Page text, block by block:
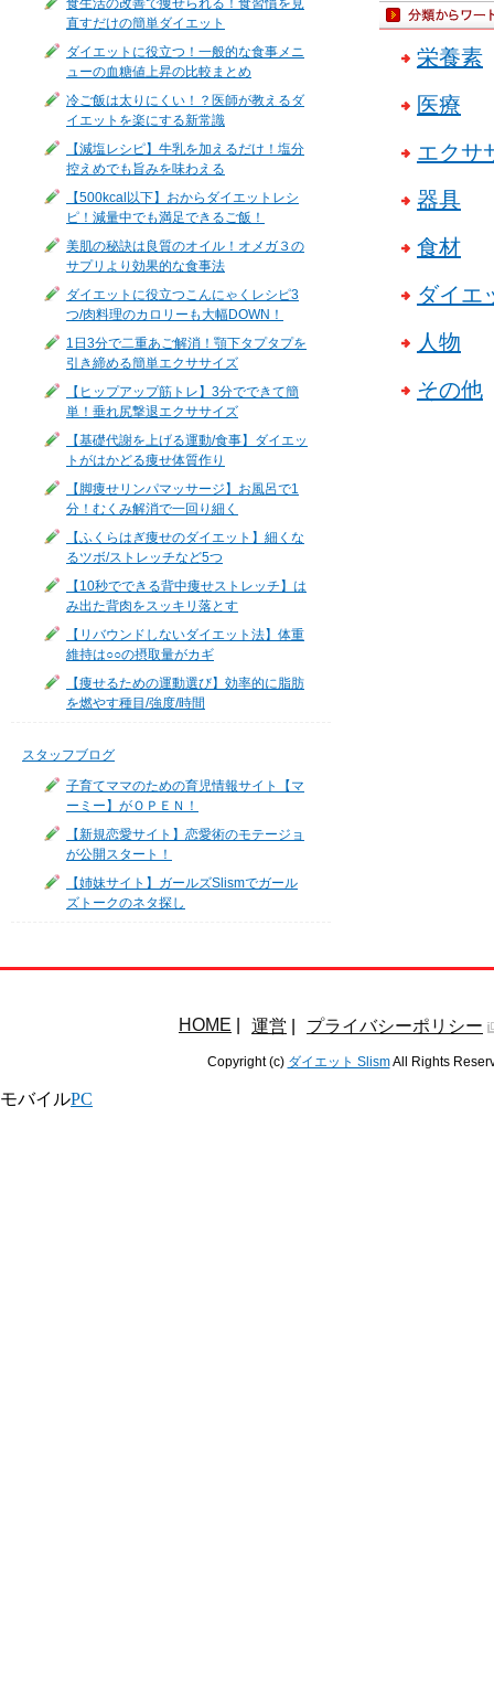
食生活の改善で痩せられる！食習慣を見
直すだけの簡単ダイエット
ダイエットに役立つ！一般的な食事メニ
ューの血糖値上昇の比較まとめ
冷ご飯は太りにくい！？医師が教えるダ
イエットを楽にする新常識
【減塩レシピ】牛乳を加えるだけ！塩分
控えめでも旨みを味わえる
【500kcal以下】おからダイエットレシ
ピ！減量中でも満足できるご飯！
美肌の秘訣は良質のオイル！オメガ３の
サプリより効果的な食事法
ダイエットに役立つこんにゃくレシピ3
つ/肉料理のカロリーも大幅DOWN！
1日3分で二重あご解消！顎下タプタプを
引き締める簡単エクササイズ
【ヒップアップ筋トレ】3分でできて簡
単！垂れ尻撃退エクササイズ
【基礎代謝を上げる運動/食事】ダイエッ
トがはかどる痩せ体質作り
【脚痩せリンパマッサージ】お風呂で1
分！むくみ解消で一回り細く
【ふくらはぎ痩せのダイエット】細くな
るツボ/ストレッチなど5つ
【10秒でできる背中痩せストレッチ】は
み出た背肉をスッキリ落とす
【リバウンドしないダイエット法】体重
維持は○○の摂取量がカギ
【痩せるための運動選び】効率的に脂肪
を燃やす種目/強度/時間
スタッフブログ
子育てママのための育児情報サイト【マ
ーミー】がＯＰＥＮ！
【新規恋愛サイト】恋愛術のモテージョ
が公開スタート！
【姉妹サイト】ガールズSlismでガール
ズトークのネタ探し
栄養素
医療
エクサ
器具
食材
ダイエ
人物
その他
HOME 運営 プライバシーポリシー
Copyright (c) ダイエット SlismAll Rights
モバイルPC